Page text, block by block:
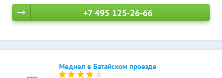
+7 495 125-26-66
Меднел в Батайском проезде